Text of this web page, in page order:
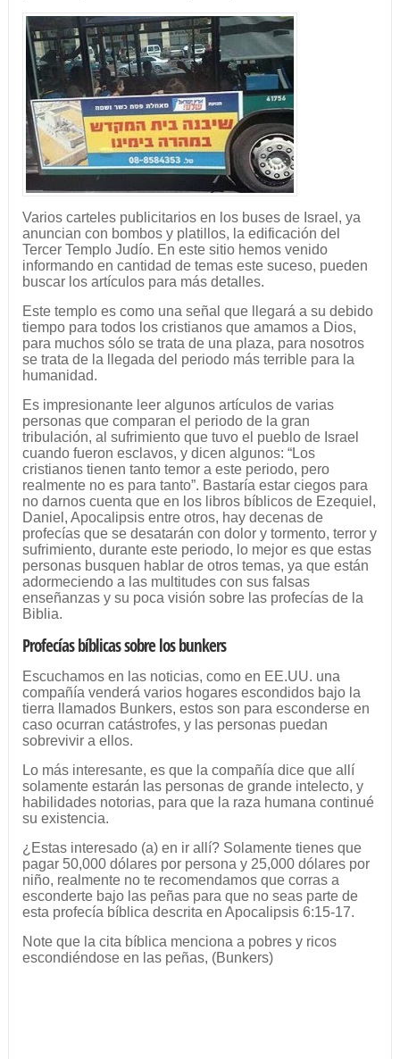
Varios carteles publicitarios en los buses de Israel, ya
anuncian con bombos y platillos, la edificación del
Tercer Templo Judío. En este sitio hemos venido
informando en cantidad de temas este suceso, pueden
buscar los artículos para más detalles.
Este templo es como una señal que llegará a su debido
tiempo para todos los cristianos que amamos a Dios,
para muchos sólo se trata de una plaza, para nosotros
se trata de la llegada del periodo más terrible para la
humanidad.
Es impresionante leer algunos artículos de varias
personas que comparan el periodo de la gran
tribulación, al sufrimiento que tuvo el pueblo de Israel
cuando fueron esclavos, y dicen algunos: “Los
cristianos tienen tanto temor a este periodo, pero
realmente no es para tanto”. Bastaría estar ciegos para
no darnos cuenta que en los libros bíblicos de Ezequiel,
Daniel, Apocalipsis entre otros, hay decenas de
profecías que se desatarán con dolor y tormento, terror y
sufrimiento, durante este periodo, lo mejor es que estas
personas busquen hablar de otros temas, ya que están
adormeciendo a las multitudes con sus falsas
enseñanzas y su poca visión sobre las profecías de la
Biblia.
Profecías bíblicas sobre los bunkers
Escuchamos en las noticias, como en EE.UU. una
compañía venderá varios hogares escondidos bajo la
tierra llamados Bunkers, estos son para esconderse en
caso ocurran catástrofes, y las personas puedan
sobrevivir a ellos.
Lo más interesante, es que la compañía dice que allí
solamente estarán las personas de grande intelecto, y
habilidades notorias, para que la raza humana continué
su existencia.
¿Estas interesado (a) en ir allí? Solamente tienes que
pagar 50,000 dólares por persona y 25,000 dólares por
niño, realmente no te recomendamos que corras a
esconderte bajo las peñas para que no seas parte de
esta profecía bíblica descrita en Apocalipsis 6:15-17.
Note que la cita bíblica menciona a pobres y ricos
escondiéndose en las peñas, (Bunkers)